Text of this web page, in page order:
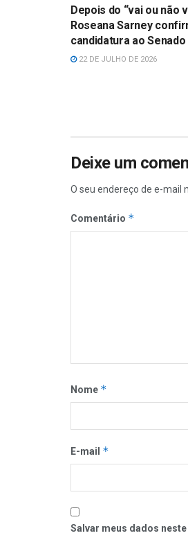
Depois do “vai ou não
Roseana Sarney
candidatura ao Senado
22 DE JULHO DE 2026
Deixe um
O seu endereço de e-mail
Comentário *
Nome *
E-mail *
Salvar meus dados